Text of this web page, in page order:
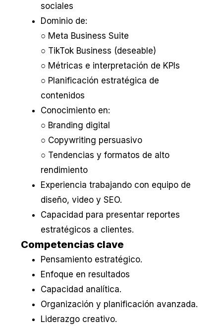
sociales
Dominio de:
○ Meta Business Suite
○ TikTok Business (deseable)
○ Métricas e interpretación de KPIs
○ Planificación estratégica de
contenidos
Conocimiento en:
○ Branding digital
○ Copywriting persuasivo
○ Tendencias y formatos de alto
rendimiento
Experiencia trabajando con equipo de
diseño, video y SEO.
Capacidad para presentar reportes
estratégicos a clientes.
Competencias clave
Pensamiento estratégico.
Enfoque en resultados
Capacidad analítica.
Organización y planificación avanzada.
Liderazgo creativo.